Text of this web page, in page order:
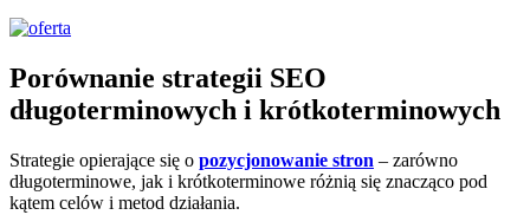
Porównanie strategii SEO
długoterminowych i krótkoterminowych
Strategie opierające się o pozycjonowanie stron – zarówno
długoterminowe, jak i krótkoterminowe różnią się znacząco pod
kątem celów i metod działania.